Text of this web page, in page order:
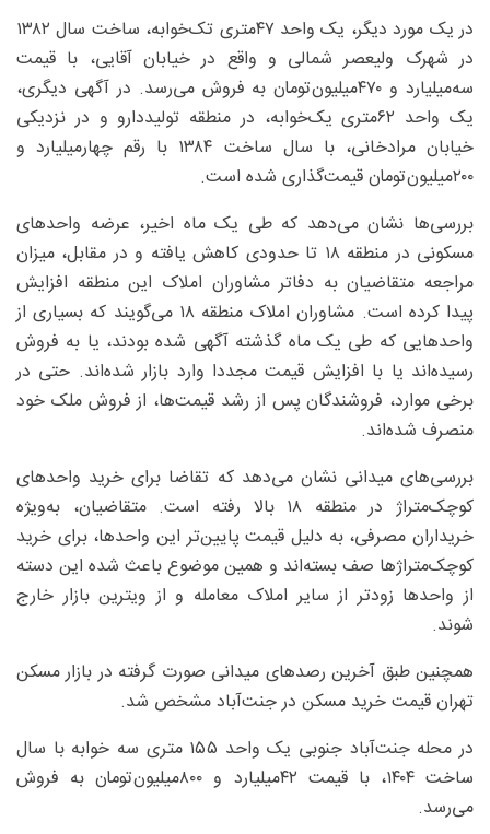
در یک مورد دیگر، یک واحد ۴۷‌متری تک‌خوابه، ساخت سال ۱۳۸۲
در شهرک ولیعصر شمالی و واقع در خیابان آقایی، با قیمت
سه‌میلیارد و ۴۷۰‌میلیون‌تومان به فروش می‌رسد. در آگهی دیگری،
یک واحد ۶۲‌متری یک‌خوابه، در منطقه تولیددارو و در نزدیکی
خیابان مرادخانی، با سال ساخت ‍۱۳۸۴ با رقم چهار‌میلیارد و
۲۰۰‌میلیون‌تومان قیمت‌گذاری شده است.
بررسی‌ها نشان می‌دهد که طی یک ماه اخیر، عرضه واحدهای
مسکونی در منطقه ۱۸ تا حدودی کاهش یافته و در مقابل، میزان
مراجعه متقاضیان به دفاتر مشاوران املاک این منطقه افزایش
پیدا کرده است. مشاوران املاک منطقه ۱۸ می‌گویند که بسیاری از
واحدهایی که طی یک ماه گذشته آگهی شده بودند، یا به فروش
رسیده‌اند یا با افزایش قیمت مجددا وارد بازار شده‌اند. حتی در
برخی موارد، فروشندگان پس از رشد قیمت‌ها، از فروش ملک خود
منصرف شده‌اند.
بررسی‌های میدانی نشان می‌دهد که تقاضا برای خرید واحدهای
کوچک‌متراژ در منطقه ۱۸ بالا رفته است. متقاضیان، به‌ویژه
خریداران مصرفی، به دلیل قیمت پایین‌تر این واحدها، برای خرید
کوچک‌متراژها صف بسته‌اند و همین موضوع باعث شده این دسته
از واحدها زودتر از سایر املاک معامله و از ویترین بازار خارج
شوند.
همچنین طبق آخرین رصدهای میدانی صورت گرفته در بازار مسکن
تهران قیمت خرید مسکن در جنت‌آباد مشخص شد.
در محله جنت‌آباد جنوبی یک واحد ۱۵۵ متری سه خوابه با سال
ساخت ۱۴۰۴، با قیمت ۴۲‌میلیارد و ۸۰۰‌میلیون‌تومان به فروش
می‌رسد.